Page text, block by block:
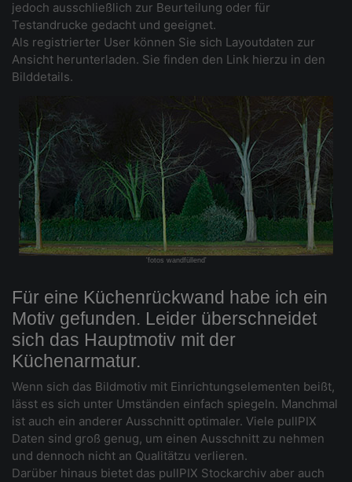
jedoch ausschließlich zur Beurteilung oder für
Testandrucke gedacht und geeignet.
Als registrierter User können Sie sich Layoutdaten zur
Ansicht herunterladen. Sie finden den Link hierzu in den
Bilddetails.
'fotos wandfüllend'
Für eine Küchenrückwand habe ich ein
Motiv gefunden. Leider überschneidet
sich das Hauptmotiv mit der
Küchenarmatur.
Wenn sich das Bildmotiv mit Einrichtungselementen beißt,
lässt es sich unter Umständen einfach spiegeln. Manchmal
ist auch ein anderer Ausschnitt optimaler. Viele pullPIX
Daten sind groß genug, um einen Ausschnitt zu nehmen
und dennoch nicht an Qualitätzu verlieren.
Darüber hinaus bietet das pullPIX Stockarchiv aber auch